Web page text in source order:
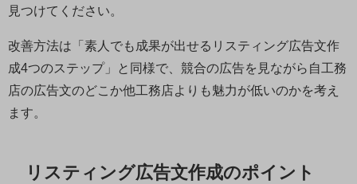
見つけてください。
改善方法は「素人でも成果が出せるリスティング広告文作
成4つのステップ」と同様で、競合の広告を見ながら自工務
店の広告文のどこか他工務店よりも魅力が低いのかを考え
ます。
リスティング広告文作成のポイント